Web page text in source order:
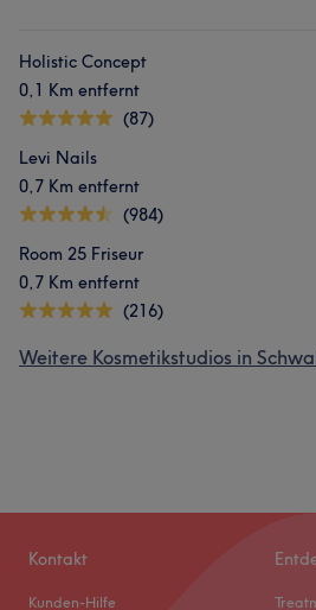
Holistic Concept
0,1 Km entfernt
(87)
Levi Nails
0,7 Km entfernt
(984)
Room 25 Friseur
0,7 Km entfernt
(216)
Weitere Kosmetikstudios in
Kontakt
Kunden-Hilfe